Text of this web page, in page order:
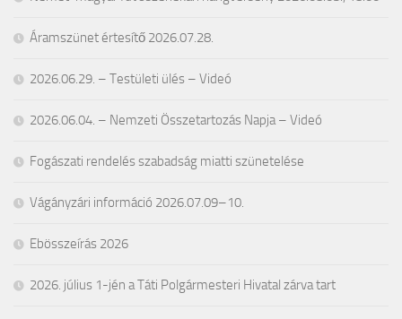
Áramszünet értesítő 2026.07.28.
2026.06.29. – Testületi ülés – Videó
2026.06.04. – Nemzeti Összetartozás Napja – Videó
Fogászati rendelés szabadság miatti szünetelése
Vágányzári információ 2026.07.09–10.
Ebösszeírás 2026
2026. július 1-jén a Táti Polgármesteri Hivatal zárva tart